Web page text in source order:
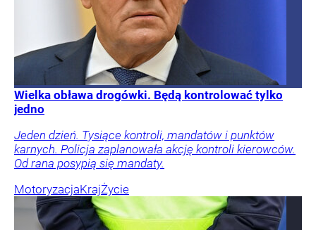
Wielka obława drogówki. Będą kontrolować tylko
jedno
Jeden dzień. Tysiące kontroli, mandatów i punktów
karnych. Policja zaplanowała akcję kontroli kierowców.
Od rana posypią się mandaty.
MotoryzacjaKrajŻycie